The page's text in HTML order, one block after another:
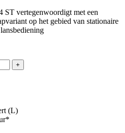
ST vertegenwoordigt met een
op het gebied van stationaire
+
(L)